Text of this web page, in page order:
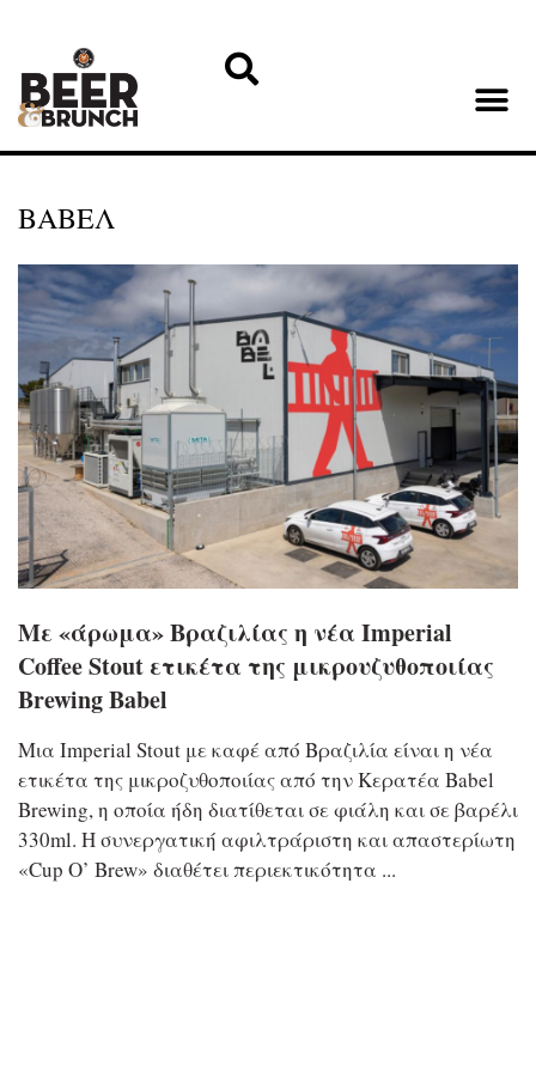
ΒΑΒΕΛ
Με «άρωμα» Βραζιλίας η νέα Imperial
Coffee Stout ετικέτα της μικρουζυθοποιίας
Brewing Babel
Μια Imperial Stout με καφέ από Βραζιλία είναι η νέα
ετικέτα της μικροζυθοποιίας από την Κερατέα Babel
Brewing, η οποία ήδη διατίθεται σε φιάλη και σε βαρέλι
330ml. Η συνεργατική αφιλτράριστη και απαστερίωτη
«Cup O’ Brew» διαθέτει περιεκτικότητα ...